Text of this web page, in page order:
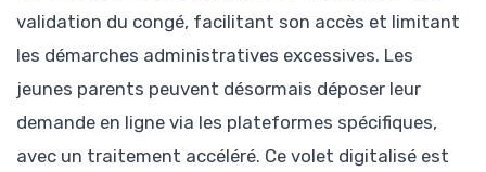
validation du congé, facilitant son accès et limitant
les démarches administratives excessives. Les
jeunes parents peuvent désormais déposer leur
demande en ligne via les plateformes spécifiques,
avec un traitement accéléré. Ce volet digitalisé est